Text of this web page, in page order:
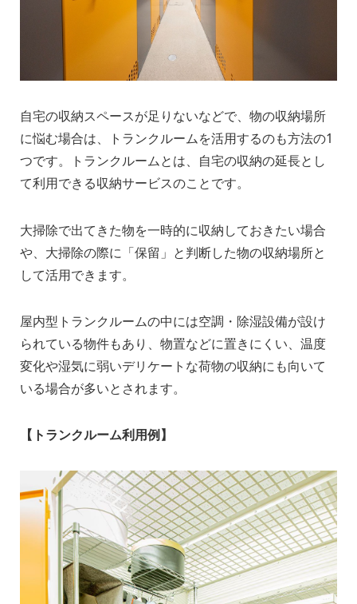
自宅の収納スペースが足りないなどで、物の収納場所
に悩む場合は、トランクルームを活用するのも方法の1
つです。トランクルームとは、自宅の収納の延長とし
て利用できる収納サービスのことです。
大掃除で出てきた物を一時的に収納しておきたい場合
や、大掃除の際に「保留」と判断した物の収納場所と
して活用できます。
屋内型トランクルームの中には空調・除湿設備が設け
られている物件もあり、物置などに置きにくい、温度
変化や湿気に弱いデリケートな荷物の収納にも向いて
いる場合が多いとされます。
【トランクルーム利用例】